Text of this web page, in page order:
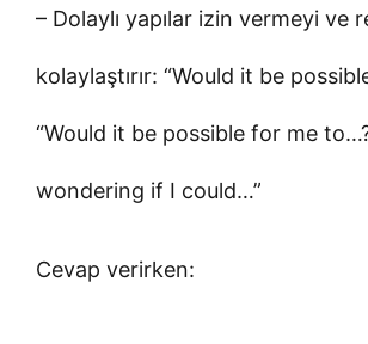
– Dolaylı yapılar izin vermeyi ve
kolaylaştırır: “Would it be
“Would it be possible for me
wondering if I could…”
Cevap verirken: